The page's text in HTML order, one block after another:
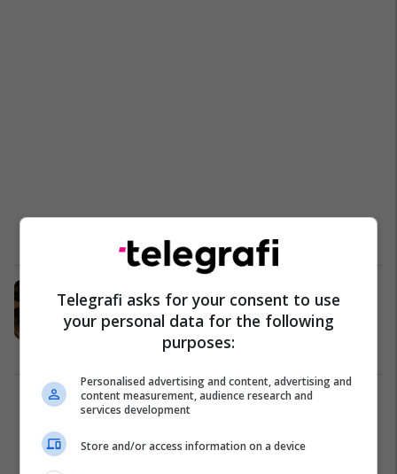
Aktivizoi pa dashje granatën në
kafene, teksa mahitej me miqtë
(Video)
Nga Bota 27/02/2017
Telegrafi asks for your consent to use
your personal data for the following
purposes:
Personalised advertising and content, advertising and
content measurement, audience research and
services development
Store and/or access information on a device